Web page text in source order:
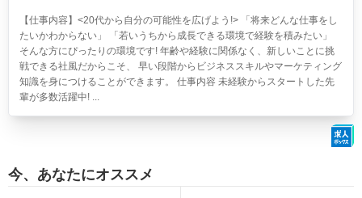
【仕事内容】<20代から自分の可能性を広げよう!> 「将来どんな仕事をし
たいかわからない」 「若いうちから成長できる環境で経験を積みたい」
そんな方にぴったりの環境です! 年齢や経験に関係なく、新しいことに挑
戦できる社風だからこそ、 早い段階からビジネススキルやマーケティング
知識を身につけることができます。 仕事内容 未経験からスタートした先
輩が多数活躍中! ...
今、あなたにオススメ